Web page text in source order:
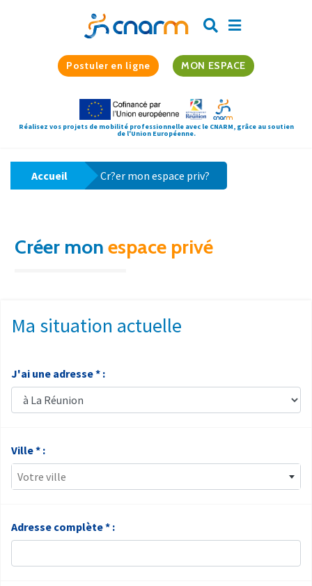
Postuler en ligne MON ESPACE
Réalisez vos projets de mobilité professionnelle avec le CNARM, grâce au soutien
de l'Union Européenne.
Accueil Cr?er mon espace priv?
Créer mon espace privé
Ma situation actuelle
J'ai une adresse * :
Ville * :
Votre ville
Adresse complète * :